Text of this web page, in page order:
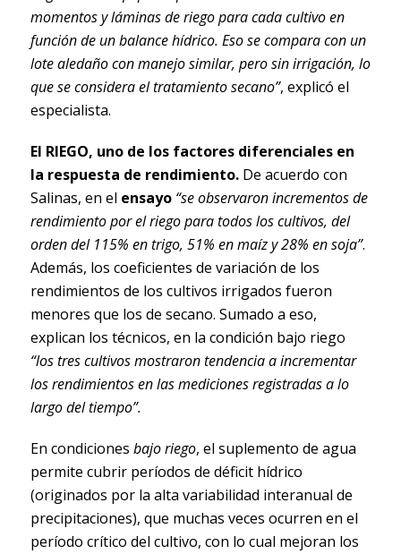
momentos y láminas de riego para cada cultivo en
función de un balance hídrico. Eso se compara con un
lote aledaño con manejo similar, pero sin irrigación, lo
que se considera el tratamiento secano”, explicó el
especialista.
El RIEGO, uno de los factores diferenciales en
la respuesta de rendimiento. De acuerdo con
Salinas, en el ensayo“se observaron incrementos de
rendimiento por el riego para todos los cultivos, del
orden del 115% en trigo, 51% en maíz y 28% en soja”.
Además, los coeficientes de variación de los
rendimientos de los cultivos irrigados fueron
menores que los de secano. Sumado a eso,
explican los técnicos, en la condición bajo riego
“los tres cultivos mostraron tendencia a incrementar
los rendimientos en las mediciones registradas a lo
largo del tiempo”.
En condiciones bajo riego, el suplemento de agua
permite cubrir períodos de déficit hídrico
(originados por la alta variabilidad interanual de
precipitaciones), que muchas veces ocurren en el
período crítico del cultivo, con lo cual mejoran los